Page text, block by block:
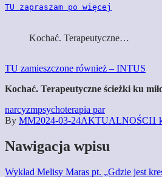
TU zapraszam po więcej
Kochać. Terapeutyczne…
TU zamieszczone również – INTUS
Kochać. Terapeutyczne ścieżki ku
narcyzmpsychoterapia par
By MM2024-03-24AKTUALNOŚCI1
Nawigacja wpisu
Wykład Melisy Maras pt. „Gdzie jest